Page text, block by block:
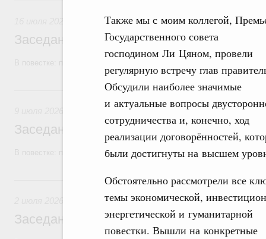
Также мы с моим коллегой,
Государственного совета
господином Ли Цяном, провели
регулярную встречу глав
Обсудили наиболее значимые
и актуальные вопросы
сотрудничества и, конечно, ход
реализации договорённостей,
были достигнуты на высшем
Обстоятельно рассмотрели все
темы экономической,
энергетической и гуманитарной
повестки. Вышли на конкретные
Заседание Правительства (2026 год,
9 июля, четверг
Заседание Правительства (2026 год,
В повестке: проекты федеральных законов, бюджетные
2 июля, четверг
Заседание Правительства (2026 год,